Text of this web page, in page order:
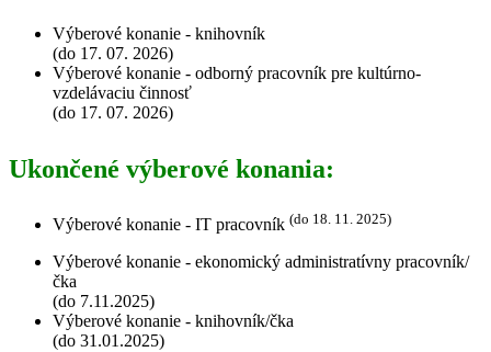
Výberové konanie - knihovník
(do 17. 07. 2026)
Výberové konanie - odborný pracovník pre kultúrno-
vzdelávaciu činnosť
(do 17. 07. 2026)
Ukončené výberové konania:
Výberové konanie - IT pracovník (do 18. 11. 2025)
Výberové konanie - ekonomický administratívny pracovník/
čka
(do 7.11.2025)
Výberové konanie - knihovník/čka
(do 31.01.2025)